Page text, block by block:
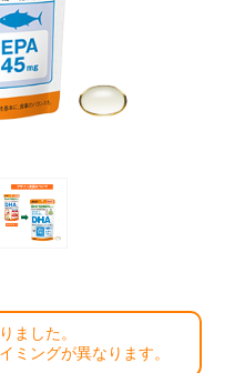
ました。
ミングが異なります。